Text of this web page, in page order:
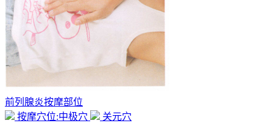
前列腺炎按摩部位
按摩穴位:中极穴
关元穴